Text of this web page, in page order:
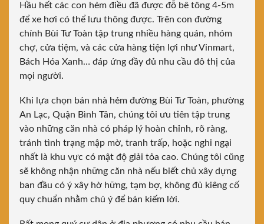
Hầu hết các con hẻm điều đã được đỗ bê tông 4-5m
để xe hơi có thể lưu thông được. Trên con đường
chính Bùi Tư Toàn tập trung nhiều hàng quán, nhóm
chợ, cửa tiệm, và các cửa hàng tiện lợi như Vinmart,
Bách Hóa Xanh… đáp ứng đầy đủ nhu cầu đô thị của
mọi người.
Khi lựa chọn bán nhà hẻm đường Bùi Tư Toàn, phường
An Lạc, Quận Bình Tân, chúng tôi ưu tiên tập trung
vào những căn nhà có pháp lý hoàn chỉnh, rõ ràng,
tránh tình trạng mập mờ, tranh trấp, hoặc nghi ngại
nhất là khu vực có mật độ giải tỏa cao. Chúng tôi cũng
sẽ không nhận những căn nhà nếu biết chủ xây dựng
ban đầu có ý xây hờ hững, tạm bợ, không đủ kiêng cố
quy chuẩn nhằm chủ ý để bán kiếm lời.